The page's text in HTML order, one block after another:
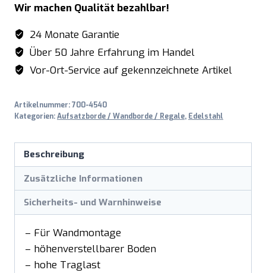
Borde
1600mm
Menge
Wir machen Qualität bezahlbar!
24 Monate Garantie
Über 50 Jahre Erfahrung im Handel
Vor-Ort-Service auf gekennzeichnete Artikel
Artikelnummer:700-4540
Kategorien:Aufsatzborde / Wandborde / Regale, Edelstahl
Beschreibung
Zusätzliche Informationen
Sicherheits- und Warnhinweise
– Für Wandmontage
– höhenverstellbarer Boden
– hohe Traglast